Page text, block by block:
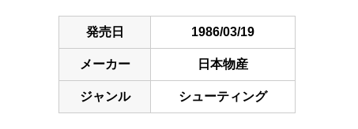
発売日 1986/03/19
メーカー 日本物産
ジャンル シューティング